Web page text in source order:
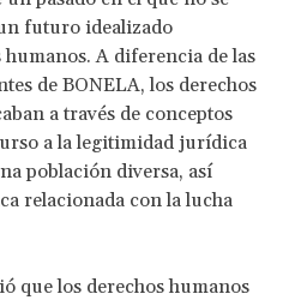
futuro idealizado
A diferencia de las
de BONELA, los derechos
a través de conceptos
a la legitimidad jurídica
población diversa, así
relacionada con la lucha
que los derechos humanos